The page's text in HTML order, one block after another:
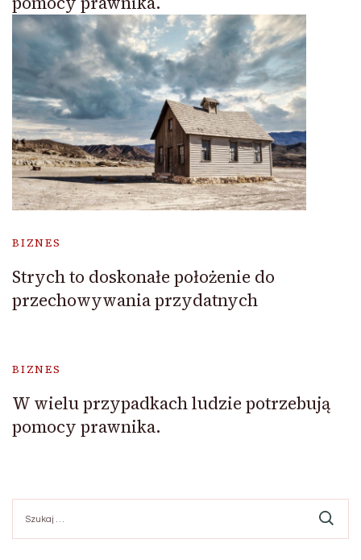
BIZNES
Strych to doskonałe położenie do
przechowywania przydatnych
BIZNES
W wielu przypadkach ludzie potrzebują
pomocy prawnika.